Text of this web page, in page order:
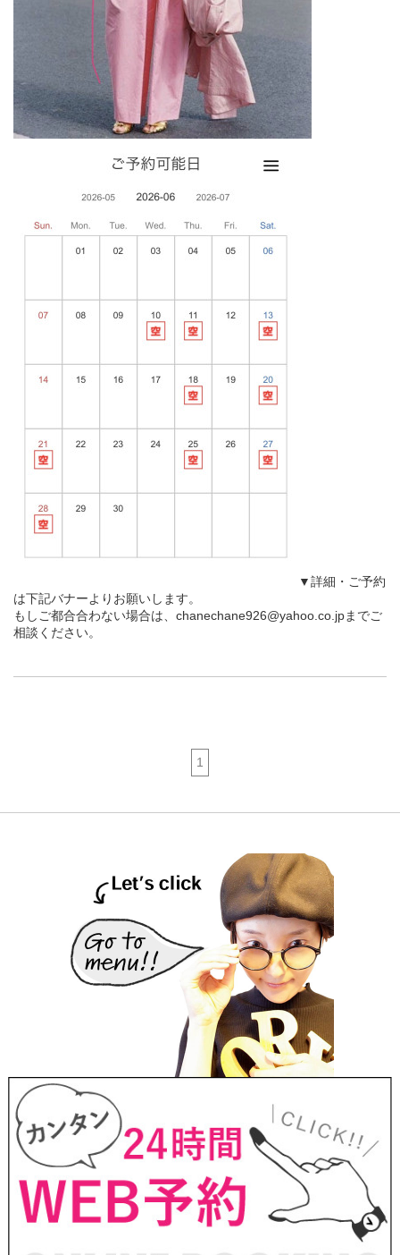
▼詳細・ご予約
は下記バナーよりお願いします。
もしご都合合わない場合は、chanechane926@yahoo.co.jpまでご
相談ください。
1